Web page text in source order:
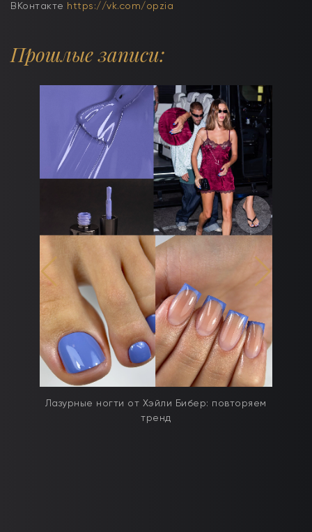
ВКонтакте https://vk.com/opzia
Прошлые записи:
Лазурные ногти от Хэйли Бибер: повторяем
тренд